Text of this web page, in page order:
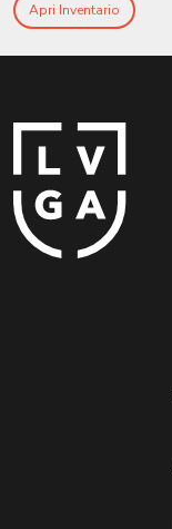
Apri Inventario